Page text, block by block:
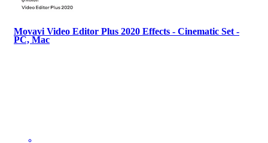
Movavi Video Editor Plus 2020 Effects - Cinematic Set -
PC, Mac